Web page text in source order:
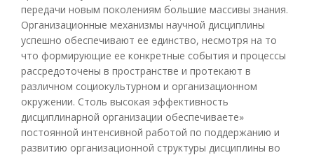
передачи новым поколениям большие массивы знания.
Организационные механизмы научной дисциплины
успешно обеспечивают ее единство, несмотря на то
что формирующие ее конкретные события и процессы
рассредоточены в пространстве и протекают в
различном социокультурном и организационном
окружении. Столь высокая эффективность
дисциплинарной организации обеспечиваете»
постоянной интенсивной работой по поддержанию и
развитию организационной структуры дисциплины во